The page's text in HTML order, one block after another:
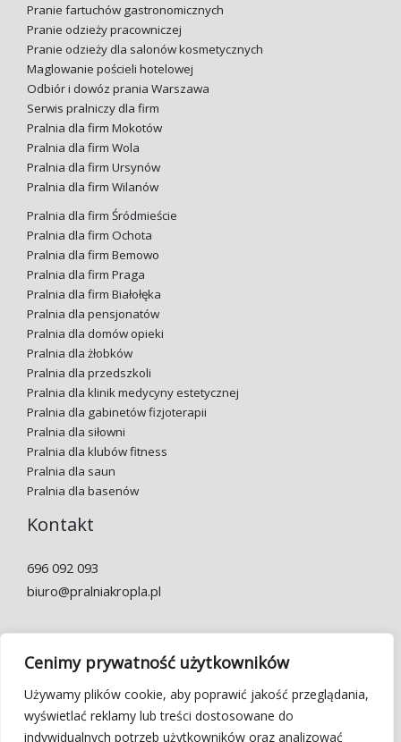
Cenimy prywatność użytkowników
Używamy plików cookie, aby poprawić jakość przeglądania,
wyświetlać reklamy lub treści dostosowane do
indywidualnych potrzeb użytkowników oraz analizować
Pranie fartuchów gastronomicznych
Pranie odzieży pracowniczej
Pranie odzieży dla salonów kosmetycznych
Maglowanie pościeli hotelowej
Odbiór i dowóz prania Warszawa
Serwis pralniczy dla firm
Pralnia dla firm Mokotów
Pralnia dla firm Wola
Pralnia dla firm Ursynów
Pralnia dla firm Wilanów
Pralnia dla firm Śródmieście
Pralnia dla firm Ochota
Pralnia dla firm Bemowo
Pralnia dla firm Praga
Pralnia dla firm Białołęka
Pralnia dla pensjonatów
Pralnia dla domów opieki
Pralnia dla żłobków
Pralnia dla przedszkoli
Pralnia dla klinik medycyny estetycznej
Pralnia dla gabinetów fizjoterapii
Pralnia dla siłowni
Pralnia dla klubów fitness
Pralnia dla saun
Pralnia dla basenów
Kontakt
696 092 093
biuro@pralniakropla.pl
Godziny otwarcia:
Pon.-pt. 7:00 – 22:00
Alior bank
73 2490 0005 0000 4500 7434 4229